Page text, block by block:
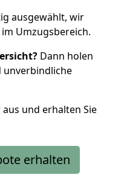
ausgewählt, wir
Umzugsbereich.
Dann holen
unverbindliche
und erhalten Sie
erhalten